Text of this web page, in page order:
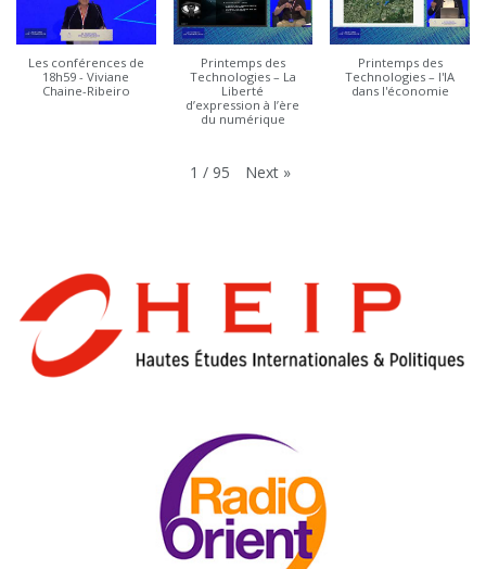
Les conférences de
18h59 - Viviane
Chaine-Ribeiro
Printemps des
Technologies – La
Liberté
d’expression à l’ère
du numérique
Printemps des
Technologies – l'IA
dans l'économie
1 / 95 Next »